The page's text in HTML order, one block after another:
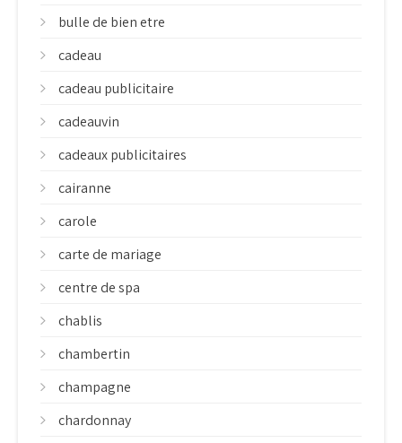
bulle de bien etre
cadeau
cadeau publicitaire
cadeauvin
cadeaux publicitaires
cairanne
carole
carte de mariage
centre de spa
chablis
chambertin
champagne
chardonnay